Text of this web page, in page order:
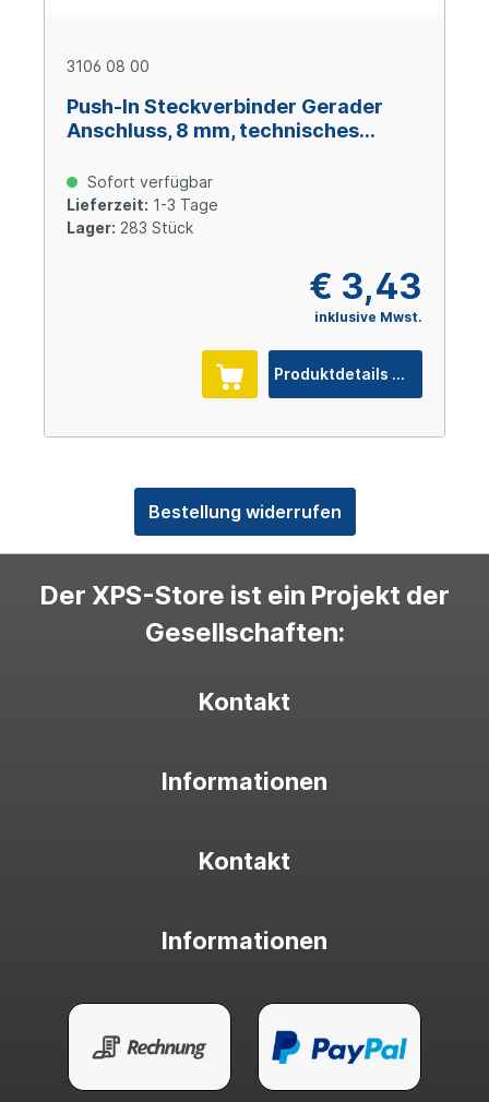
3106 08 00
Push-In Steckverbinder Gerader
Anschluss, 8 mm, technisches
Sofort verfügbar
Lieferzeit: 1-3 Tage
Lager: 283 Stück
€ 3,43
inklusive Mwst.
Produktdetails
Bestellung widerrufen
Der XPS-Store ist ein Projekt der
Gesellschaften:
Kontakt
Informationen
Kontakt
Informationen